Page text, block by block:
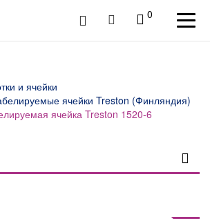
0
и ячейки
ячейки Treston (Финляндия)
ячейка Treston 1520-6